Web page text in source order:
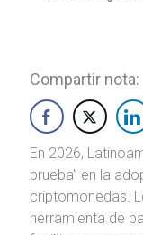
Compartir nota:
En 2026,
prueba” en la
criptomonedas.
herramienta de